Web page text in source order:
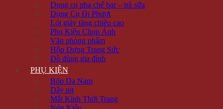
Dụng cụ pha chế bar – trà sữa
Dụng Cụ Đi Phượt
Lót giày tăng chiều cao
Phụ Kiện Chụp Ảnh
Văn phòng phẩm
Hộp Đựng Trang Sức
Đồ dùng gia đình
PHỤ KIỆN
Bóp Da Nam
Dây nịt
Mắt Kính Thời Trang